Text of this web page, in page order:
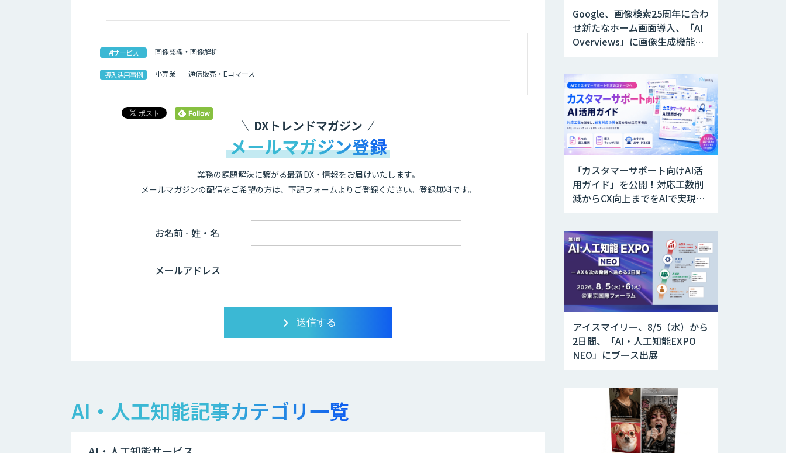
AIサービス 画像認識・画像解析
導入活用事例 小売業 通信販売・Eコマース
DXトレンドマガジン
メールマガジン登録
業務の課題解決に繋がる最新DX・情報をお届けいたします。
メールマガジンの配信をご希望の方は、下記フォームよりご登録ください。登録無料です。
お名前 - 姓・名
メールアドレス
AI・人工知能記事カテゴリ一覧
Google、画像検索25周年に合わ
せ新たなホーム画面導入、「AI
Overviews」に画像生成機能を
「カスタマーサポート向けAI活
用ガイド」を公開！対応工数削
減からCX向上までをAIで実現す
アイスマイリー、8/5（水）から
2日間、「AI・人工知能EXPO
NEO」にブース出展